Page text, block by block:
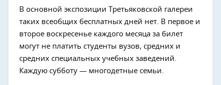
В основной экспозиции Третьяковской галереи
таких всеобщих бесплатных дней нет. В первое и
второе воскресенье каждого месяца за билет
могут не платить студенты вузов, средних и
средних специальных учебных заведений.
Каждую субботу — многодетные семьи.